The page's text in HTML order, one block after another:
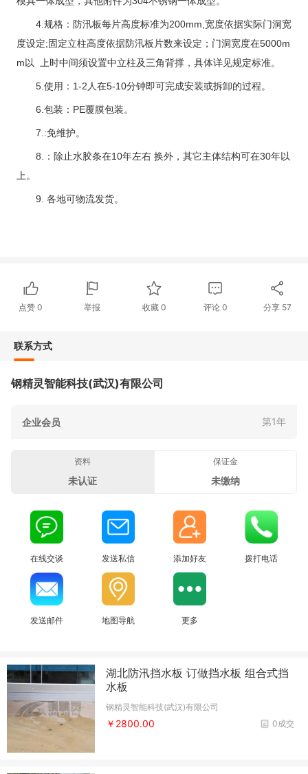
4.规格：防汛板每片高度标准为200mm,宽度依据实际门洞宽
度设定;固定立柱高度依据防汛板片数来设定；门洞宽度在5000m
m以 上时中间须设置中立柱及三角背撑，具体详见规定标准。
5.使用：1-2人在5-10分钟即可完成安装或拆卸的过程。
6.包装：PE覆膜包装。
7.:免维护。
8.：除止水胶条在10年左右 换外，其它主体结构可在30年以
上。
9. 各地可物流发货。
点赞0 举报 收藏 0 评论0 分享 57
联系方式
钢精灵智能科技(武汉)有限公司
企业会员 第1年
资料
未认证
保证金
未缴纳
在线交谈 发送私信 添加好友 拨打电话
发送邮件 地图导航 更多
湖北防汛挡水板 订做挡水板 组合式挡
水板
钢精灵智能科技(武汉)有限公司
0成交
￥2800.00